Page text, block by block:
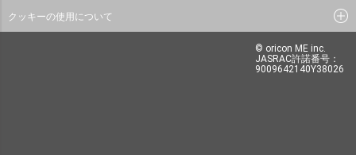
クッキーの使用について
© oricon ME inc.
JASRAC許諾番号：
9009642140Y38026